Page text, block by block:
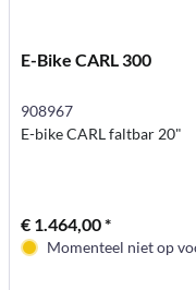
E-Bike CARL 300
908967
E-bike CARL faltbar 20"
€ 1.464,00 *
Momenteel niet op